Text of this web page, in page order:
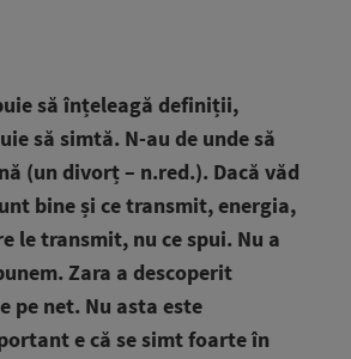
să înțeleagă definiții,
să simtă. N-au de unde să
(un divorț – n.red.). Dacă văd
bine și ce transmit, energia,
le transmit, nu ce spui. Nu a
Zara a descoperit
pe net. Nu asta este
e că se simt foarte în